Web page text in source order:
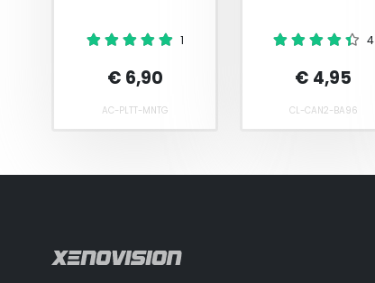
1
€ 6,90
AC-PLTT-MNTG
4
€ 4,95
CL-CAN2-BA96